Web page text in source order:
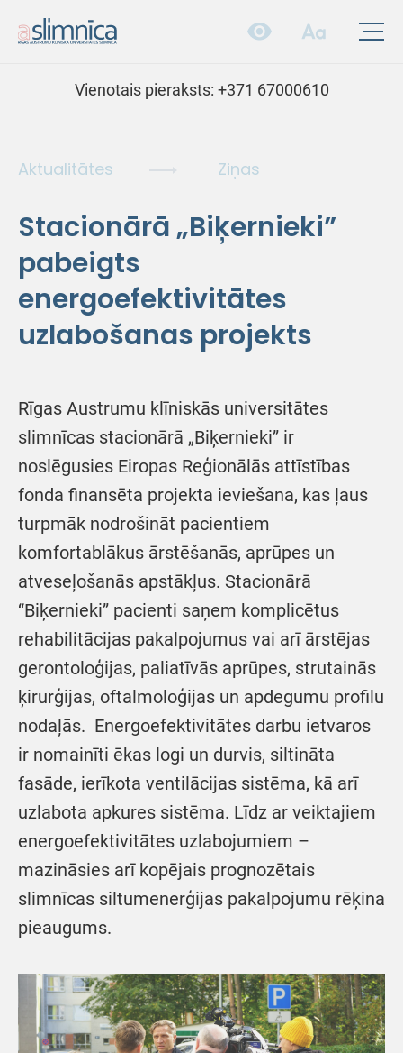
Vienotais pieraksts: +371 67000610
Aktualitātes Ziņas
Stacionārā „Biķernieki”
pabeigts
energoefektivitātes
uzlabošanas projekts
Rīgas Austrumu klīniskās universitātes
slimnīcas stacionārā „Biķernieki” ir
noslēgusies Eiropas Reģionālās attīstības
fonda finansēta projekta ieviešana, kas ļaus
turpmāk nodrošināt pacientiem
komfortablākus ārstēšanās, aprūpes un
atveseļošanās apstākļus. Stacionārā
“Biķernieki” pacienti saņem komplicētus
rehabilitācijas pakalpojumus vai arī ārstējas
gerontoloģijas, paliatīvās aprūpes, strutainās
ķirurģijas, oftalmoloģijas un apdegumu profilu
nodaļās. Energoefektivitātes darbu ietvaros
ir nomainīti ēkas logi un durvis, siltināta
fasāde, ierīkota ventilācijas sistēma, kā arī
uzlabota apkures sistēma. Līdz ar veiktajiem
energoefektivitātes uzlabojumiem –
mazināsies arī kopējais prognozētais
slimnīcas siltumenerģijas pakalpojumu rēķina
pieaugums.